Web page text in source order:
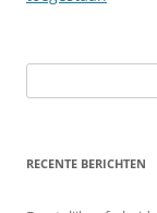
naar:
RECENTE BERICHTEN